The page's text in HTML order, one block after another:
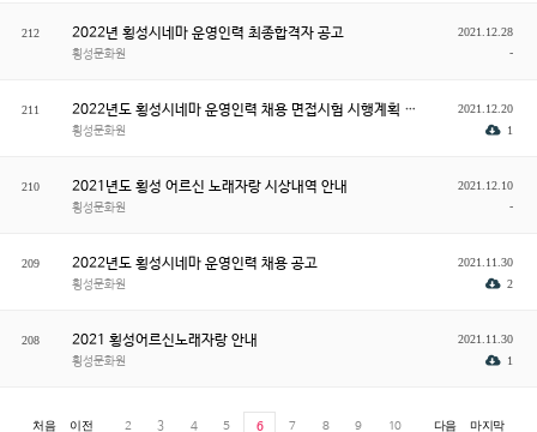
212 2022년 횡성시네마 운영인력 최종합격자 공고
2021.12.28
-
횡성문화원
211 2022년도 횡성시네마 운영인력 채용 면접시험 시행계획 공고
2021.12.20
1
횡성문화원
210 2021년도 횡성 어르신 노래자랑 시상내역 안내
2021.12.10
-
횡성문화원
209 2022년도 횡성시네마 운영인력 채용 공고
2021.11.30
2
횡성문화원
208 2021 횡성어르신노래자랑 안내
2021.11.30
1
횡성문화원
2 3 4 5 6 7 8 9 10